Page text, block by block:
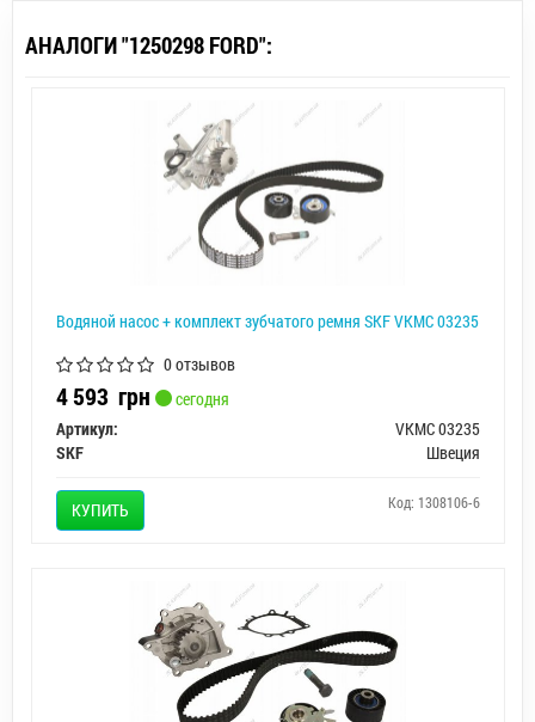
АНАЛОГИ "1250298 FORD":
Водяной насос + комплект зубчатого ремня SKF VKMC 03235
0 отзывов
4 593 грн
сегодня
Артикул:
VKMC 03235
SKF
Швеция
КУПИТЬ Код: 1308106-6